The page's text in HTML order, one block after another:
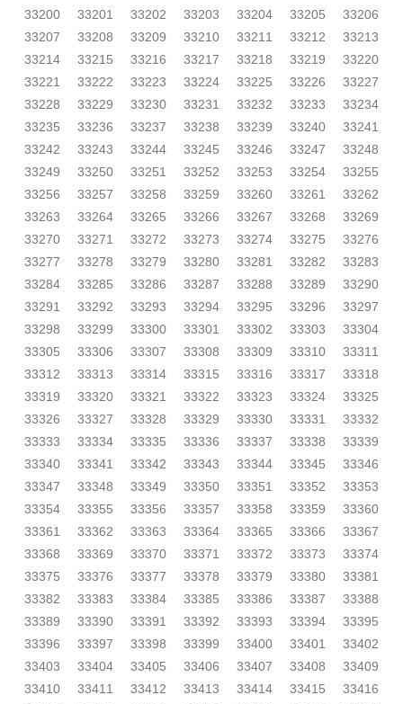
33200
33201 33202 33203 33204 33205
33206
33207
33208 33209 33210 33211 33212
33213
33214
33215 33216 33217 33218 33219
33220
33221
33222 33223 33224 33225 33226
33227
33228
33229 33230 33231 33232 33233
33234
33235
33236 33237 33238 33239 33240
33241
33242
33243 33244 33245 33246 33247
33248
33249
33250 33251 33252 33253 33254
33255
33256
33257 33258 33259 33260 33261
33262
33263
33264 33265 33266 33267 33268
33269
33270
33271 33272 33273 33274 33275
33276
33277
33278 33279 33280 33281 33282
33283
33284
33285 33286 33287 33288 33289
33290
33291
33292 33293 33294 33295 33296
33297
33298
33299 33300 33301 33302 33303
33304
33305
33306 33307 33308 33309 33310
33311
33312
33313 33314 33315 33316 33317
33318
33319
33320 33321 33322 33323 33324
33325
33326
33327 33328 33329 33330 33331
33332
33333
33334 33335 33336 33337 33338
33339
33340
33341 33342 33343 33344 33345
33346
33347
33348 33349 33350 33351 33352
33353
33354
33355 33356 33357 33358 33359
33360
33361
33362 33363 33364 33365 33366
33367
33368
33369 33370 33371 33372 33373
33374
33375
33376 33377 33378 33379 33380
33381
33382
33383 33384 33385 33386 33387
33388
33389
33390 33391 33392 33393 33394
33395
33396
33397 33398 33399 33400 33401
33402
33403
33404 33405 33406 33407 33408
33409
33410
33411 33412 33413 33414 33415
33416